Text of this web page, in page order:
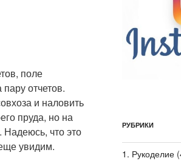
поле
отчетов.
и наловить
пруда, но на
что это
увидим.
РУБРИКИ
1. Рукоделие